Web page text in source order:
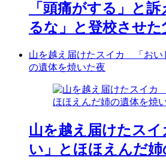
「頭痛がする」と
るな」と登校させ
山を越え届けたスイカ 「おい
の遺体を焼いた夜
山を越え届けたス
い」とほほえんだ